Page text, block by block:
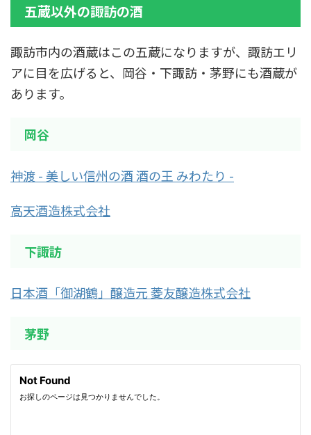
五蔵以外の諏訪の酒
諏訪市内の酒蔵はこの五蔵になりますが、諏訪エリ
アに目を広げると、岡谷・下諏訪・茅野にも酒蔵が
あります。
岡谷
神渡 - 美しい信州の酒 酒の王 みわたり -
高天酒造株式会社
下諏訪
日本酒「御湖鶴」醸造元 菱友醸造株式会社
茅野